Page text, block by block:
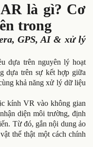
là gì? Cơ
trong
GPS, AI & xử lý
dựa trên nguyên lý hoạt
dựa trên sự kết hợp giữa
khả năng xử lý dữ liệu
kính VR vào không gian
diện môi trường, định
Từ đó, gắn nội dung ảo
thể thật một cách chính